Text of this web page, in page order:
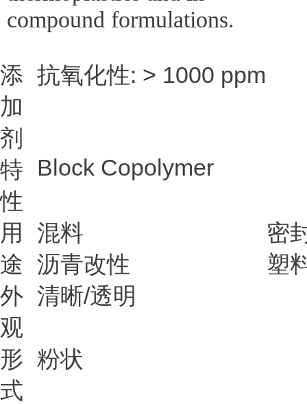
compound formulations.
添
加
剂
抗氧化性: > 1000 ppm
特
性
Block Copolymer
用
途
混料
沥青改性
密
塑
外
观
清晰/透明
形
式
粉状